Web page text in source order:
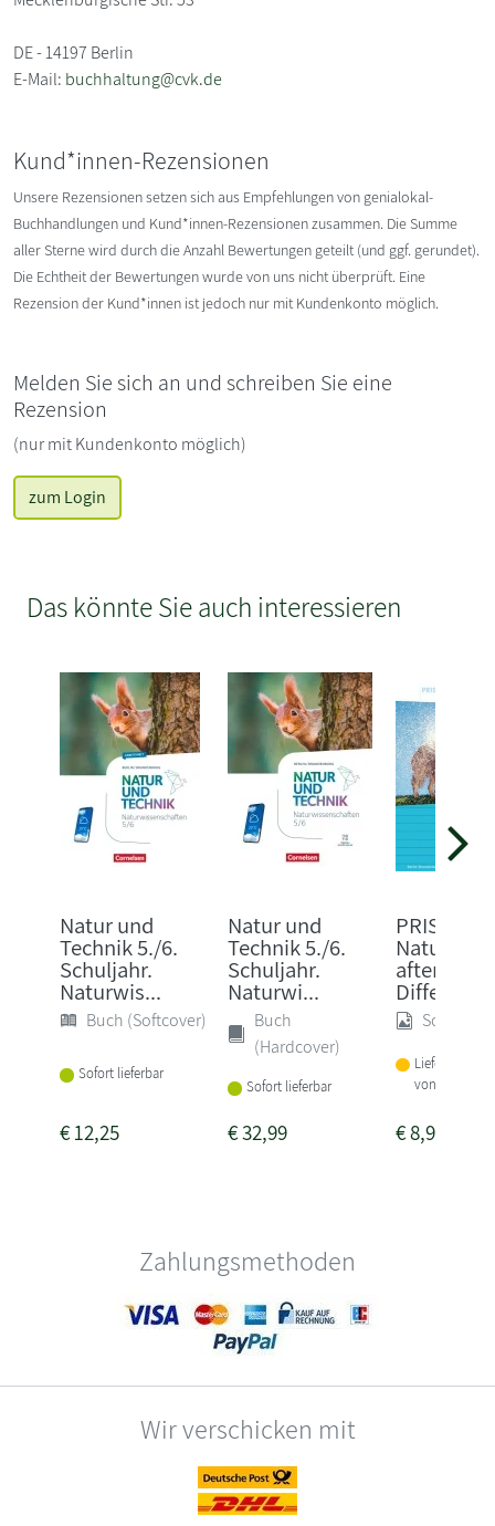
DE - 14197 Berlin
E-Mail: buchhaltung@cvk.de
Kund*innen-Rezensionen
Unsere Rezensionen setzen sich aus Empfehlungen von genialokal-
Buchhandlungen und Kund*innen-Rezensionen zusammen. Die Summe
aller Sterne wird durch die Anzahl Bewertungen geteilt (und ggf. gerundet).
Die Echtheit der Bewertungen wurde von uns nicht überprüft. Eine
Rezension der Kund*innen ist jedoch nur mit Kundenkonto möglich.
Melden Sie sich an und schreiben Sie eine
Rezension
(nur mit Kundenkonto möglich)
zum Login
Das könnte Sie auch interessieren
Natur und
Technik 5./6.
Schuljahr.
Naturwis...
Buch (Softcover)
Sofort lieferbar
€12,25
Natur und
Technik 5./6.
Schuljahr.
Naturwi...
Buch
(Hardcover)
Sofort lieferbar
€32,99
PRISMA
aften 5/6.
Sonstige
Lieferbar
von 1-2
€8,95
Zahlungsmethoden
Wir verschicken mit